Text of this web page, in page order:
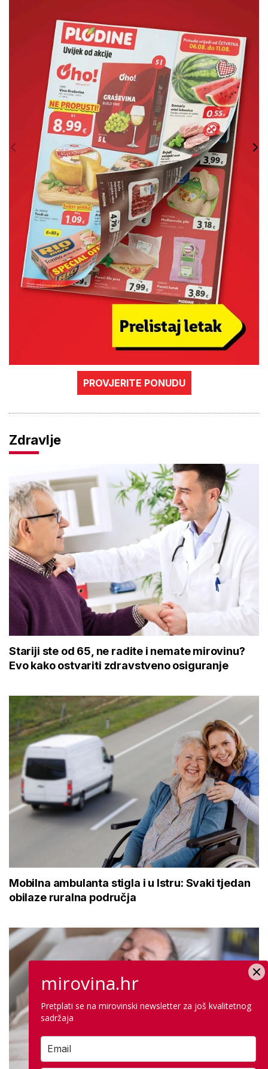
PROVJERITE PONUDU
Zdravlje
Stariji ste od 65, ne radite i nemate mirovinu?
Evo kako ostvariti zdravstveno osiguranje
Mobilna ambulanta stigla i u Istru: Svaki tjedan
obilaze ruralna područja
mirovina.hr
Pretplati se na mirovinski newsletter za još kvalitetnog
sadržaja